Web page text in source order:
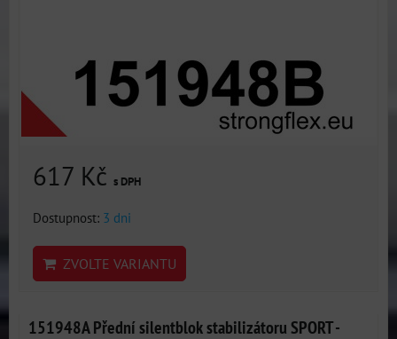
617 Kč s DPH
Dostupnost: 3 dni
ZVOLTE VARIANTU
151948A Přední silentblok stabilizátoru SPORT -